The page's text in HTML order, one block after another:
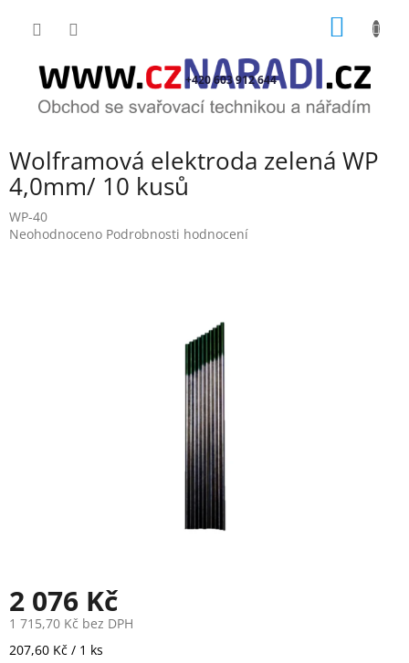
+420 603 912 644
Wolframová elektroda zelená WP
4,0mm/ 10 kusů
WP-40
Průměrné
Neohodnoceno Podrobnosti hodnocení
2 076 Kč
1 715,70 Kč bez DPH
Měrná
207,60 Kč / 1 ks